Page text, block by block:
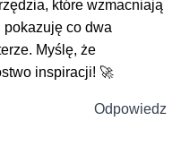
które wzmacniają
pokazuję co dwa
Myślę, że
inspiracji! 🚀
Odpowiedz